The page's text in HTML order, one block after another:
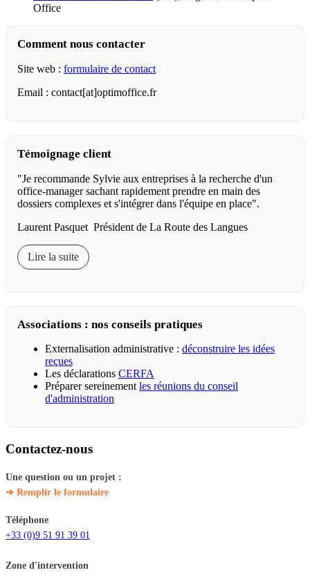
Office
Comment nous contacter
Site web : formulaire de contact
Email : contact[at]optimoffice.fr
Témoignage client
"Je recommande Sylvie aux entreprises à la recherche d'un
office-manager sachant rapidement prendre en main des
dossiers complexes et s'intégrer dans l'équipe en place".
Laurent Pasquet Président de La Route des Langues
Lire la suite
Associations : nos conseils pratiques
Externalisation administrative : déconstruire les idées
reçues
Les déclarations CERFA
Préparer sereinementles réunions du conseil
d'administration
Contactez-nous
Une question ou un projet :
➜ Remplir le formulaire
Téléphone
+33 (0)9 51 91 39 01
Zone d'intervention